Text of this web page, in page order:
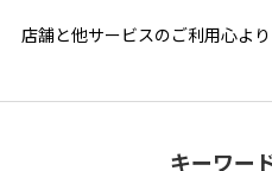
店舗と他サービスのご利用心よ
キーワー